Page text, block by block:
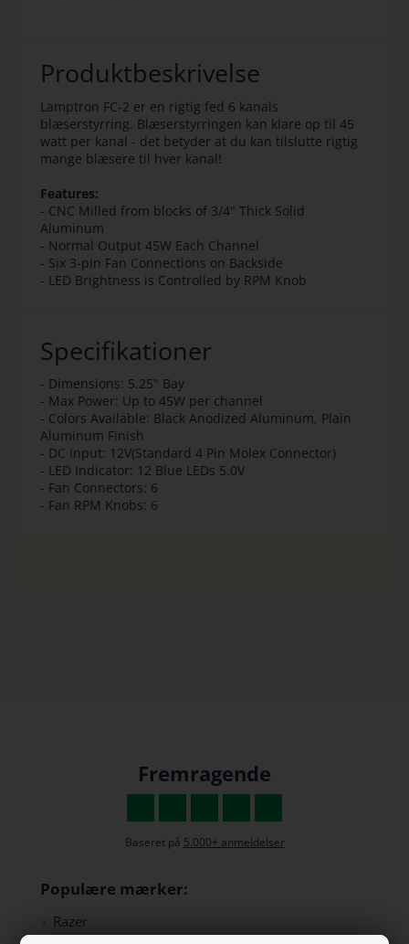
Produktbeskrivelse
Lamptron FC-2 er en rigtig fed 6 kanals
blæserstyrring. Blæserstyrringen kan klare op til 45
watt per kanal - det betyder at du kan tilslutte rigtig
mange blæsere til hver kanal!
Features:
- CNC Milled from blocks of 3/4" Thick Solid
Aluminum
- Normal Output 45W Each Channel
- Six 3-pin Fan Connections on Backside
- LED Brightness is Controlled by RPM Knob
Specifikationer
- Dimensions: 5.25" Bay
- Max Power: Up to 45W per channel
- Colors Available: Black Anodized Aluminum, Plain
Aluminum Finish
- DC Input: 12V(Standard 4 Pin Molex Connector)
- LED Indicator: 12 Blue LEDs 5.0V
- Fan Connectors: 6
- Fan RPM Knobs: 6
Fremragende
Baseret på 5.000+ anmeldelser
Populære mærker:
Razer